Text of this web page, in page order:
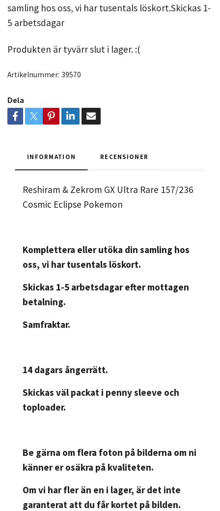
samling hos oss, vi har tusentals löskort.Skickas 1-
5 arbetsdagar
Produkten är tyvärr slut i lager. :(
Artikelnummer: 39570
Dela
INFORMATION RECENSIONER
Reshiram & Zekrom GX Ultra Rare 157/236
Cosmic Eclipse Pokemon
Komplettera eller utöka din samling hos
oss, vi har tusentals löskort.
Skickas 1-5 arbetsdagar efter mottagen
betalning.
Samfraktar.
14 dagars ångerrätt.
Skickas väl packat i penny sleeve och
toploader.
Be gärna om flera foton på bilderna om ni
känner er osäkra på kvaliteten.
Om vi har fler än en i lager, är det inte
garanterat att du får kortet på bilden.